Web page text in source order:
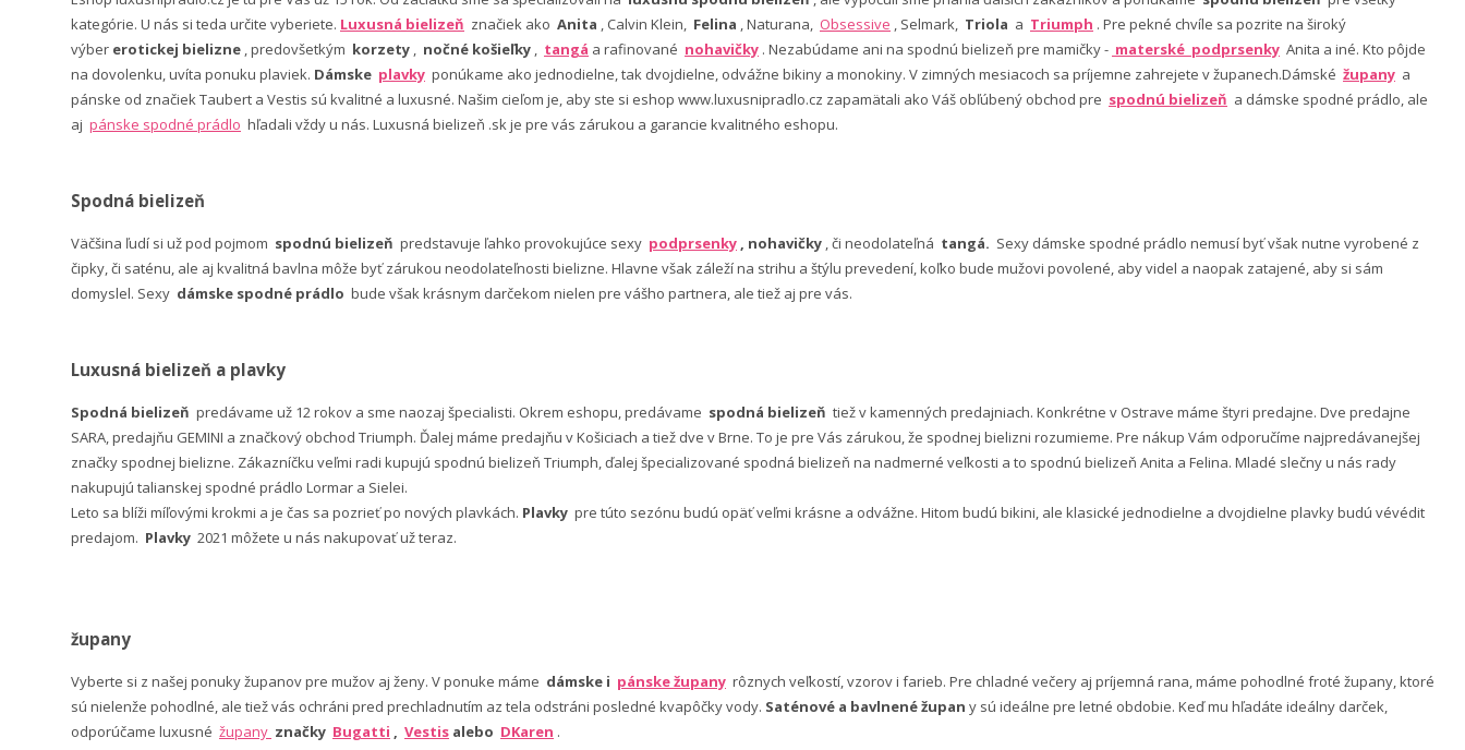
kategórie. U nás si teda určite vyberiete. Luxusná bielizeň značiek ako Anita , Calvin Klein, Felina , Naturana, Obsessive , Selmark, Triola a Triumph . Pre pekné chvíle sa pozrite na široký
výber erotickej bielizne , predovšetkým korzety , nočné košieľky , tangá a rafinované nohavičky . Nezabúdame ani na spodnú bielizeň pre mamičky - materské podprsenky Anita a iné. Kto pôjde
na dovolenku, uvíta ponuku plaviek. Dámske plavky ponúkame ako jednodielne, tak dvojdielne, odvážne bikiny a monokiny. V zimných mesiacoch sa príjemne zahrejete v županech.Dámské župany a
pánske od značiek Taubert a Vestis sú kvalitné a luxusné. Našim cieľom je, aby ste si eshop www.luxusnipradlo.cz zapamätali ako Váš obľúbený obchod pre spodnú bielizeň a dámske spodné prádlo, ale
aj pánske spodné prádlo hľadali vždy u nás. Luxusná bielizeň .sk je pre vás zárukou a garancie kvalitného eshopu.
Spodná bielizeň
Väčšina ľudí si už pod pojmom spodnú bielizeň predstavuje ľahko provokujúce sexy podprsenky , nohavičky , či neodolateľná tangá. Sexy dámske spodné prádlo nemusí byť však nutne vyrobené z
čipky, či saténu, ale aj kvalitná bavlna môže byť zárukou neodolateľnosti bielizne. Hlavne však záleží na strihu a štýlu prevedení, koľko bude mužovi povolené, aby videl a naopak zatajené, aby si sám
domyslel. Sexy dámske spodné prádlo bude však krásnym darčekom nielen pre vášho partnera, ale tiež aj pre vás.
Luxusná bielizeň a plavky
Spodná bielizeň predávame už 12 rokov a sme naozaj špecialisti. Okrem eshopu, predávame spodná bielizeň tiež v kamenných predajniach. Konkrétne v Ostrave máme štyri predajne. Dve predajne
SARA, predajňu GEMINI a značkový obchod Triumph. Ďalej máme predajňu v Košiciach a tiež dve v Brne. To je pre Vás zárukou, že spodnej bielizni rozumieme. Pre nákup Vám odporučíme najpredávanejšej
značky spodnej bielizne. Zákazníčku veľmi radi kupujú spodnú bielizeň Triumph, ďalej špecializované spodná bielizeň na nadmerné veľkosti a to spodnú bielizeň Anita a Felina. Mladé slečny u nás rady
nakupujú talianskej spodné prádlo Lormar a Sielei.
Leto sa blíži míľovými krokmi a je čas sa pozrieť po nových plavkách. Plavky pre túto sezónu budú opäť veľmi krásne a odvážne. Hitom budú bikini, ale klasické jednodielne a dvojdielne plavky budú vévédit
predajom. Plavky 2021 môžete u nás nakupovať už teraz.
župany
Vyberte si z našej ponuky županov pre mužov aj ženy. V ponuke máme dámske i pánske župany rôznych veľkostí, vzorov i farieb. Pre chladné večery aj príjemná rana, máme pohodlné froté župany, ktoré
sú nielenže pohodlné, ale tiež vás ochráni pred prechladnutím az tela odstráni posledné kvapôčky vody. Saténové a bavlnené župan y sú ideálne pre letné obdobie. Keď mu hľadáte ideálny darček,
odporúčame luxusné župany značky Bugatti , Vestis alebo DKaren .